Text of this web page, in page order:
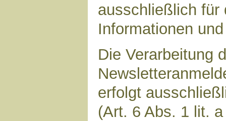
ausschließlich für
Informationen
Die Verarbeitung
erfolgt
(Art. 6 Abs. 1 lit.